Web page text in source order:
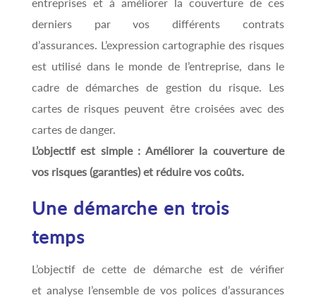
entreprises et à améliorer la couverture de ces
derniers par vos différents contrats
d’assurances. L’expression cartographie des risques
est utilisé dans le monde de l’entreprise, dans le
cadre de démarches de gestion du risque. Les
cartes de risques peuvent être croisées avec des
cartes de danger.
L’objectif est simple : Améliorer la couverture de
vos risques (garanties) et réduire vos coûts.
Une démarche en trois
temps
L’objectif de cette de démarche est de vérifier
et analyse l’ensemble de vos polices d’assurances